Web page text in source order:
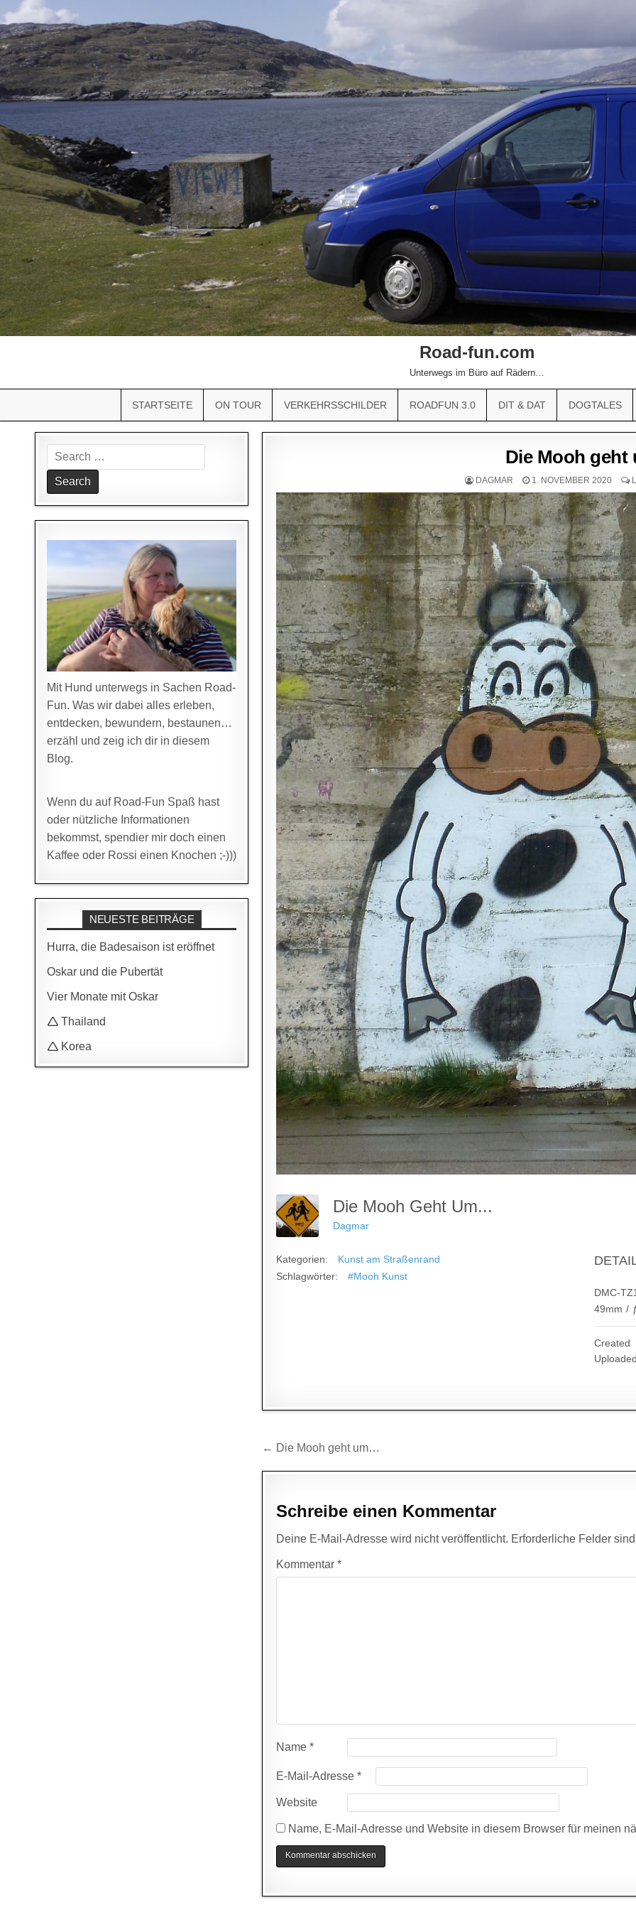
Road-fun.com
Unterwegs im Büro auf Rädern…
STARTSEITE ON TOUR VERKEHRSSCHILDER ROADFUN 3.0 DIT & DAT DOGTALES
Die Mooh
DAGMAR 1. NOVEMBER 2020
Die Mooh Geht Um...
Dagmar
Kategorien:
Kunst am Straßenrand
Schlagwörter:
#Mooh Kunst
DMC-
49mm /
Created
Beitragsnavigation
← Die Mooh geht um…
Schreibe einen Kommentar
Deine E-Mail-Adresse wird nicht veröffentlicht. Erforderliche Felder
Kommentar*
Name*
E-Mail-Adresse*
Website
Name, E-Mail-Adresse und Website in diesem Browser für meinen
Search
for:
Mit Hund unterwegs in Sachen Road-
Fun. Was wir dabei alles erleben,
entdecken, bewundern, bestaunen…
erzähl und zeig ich dir in diesem
Blog.
Wenn du auf Road-Fun Spaß hast
oder nützliche Informationen
bekommst, spendier mir doch einen
Kaffee oder Rossi einen Knochen ;-)))
NEUESTE BEITRÄGE
Hurra, die Badesaison ist eröffnet
Oskar und die Pubertät
Vier Monate mit Oskar
🛆 Thailand
🛆 Korea